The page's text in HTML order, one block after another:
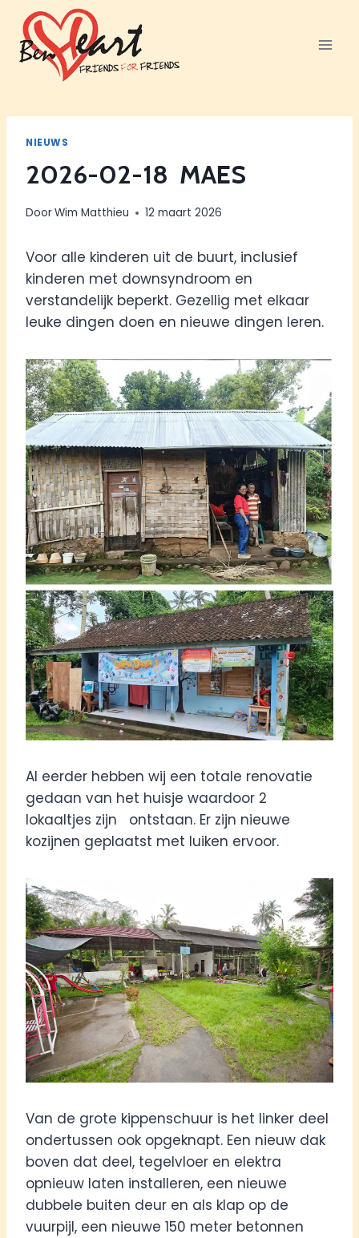
Doorgaan
naar
inhoud
NIEUWS
2026-02-18 MAES
DoorWim Matthieu 12 maart 2026
Voor alle kinderen uit de buurt, inclusief
kinderen met downsyndroom en
verstandelijk beperkt. Gezellig met elkaar
leuke dingen doen en nieuwe dingen leren.
Al eerder hebben wij een totale renovatie
gedaan van het huisje waardoor 2
lokaaltjes zijn ontstaan. Er zijn nieuwe
kozijnen geplaatst met luiken ervoor.
Van de grote kippenschuur is het linker deel
ondertussen ook opgeknapt. Een nieuw dak
boven dat deel, tegelvloer en elektra
opnieuw laten installeren, een nieuwe
dubbele buiten deur en als klap op de
vuurpijl, een nieuwe 150 meter betonnen